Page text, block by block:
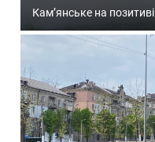
Кам’янське на позитиві